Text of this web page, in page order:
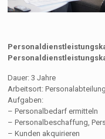
Dauer: 3 Jahre
Arbeitsort:
Aufgaben:
– Personalbedarf ermitteln
– Personalbeschaffung,
– Kunden akquirieren